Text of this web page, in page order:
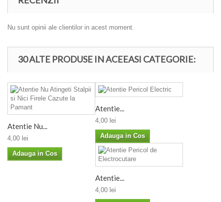
Nu sunt opinii ale clientilor in acest moment.
30 ALTE PRODUSE IN ACEEASI CATEGORIE:
Atentie Nu...
4,00 lei
Adauga in Cos
Atentie...
4,00 lei
Adauga in Cos
Atentie...
4,00 lei